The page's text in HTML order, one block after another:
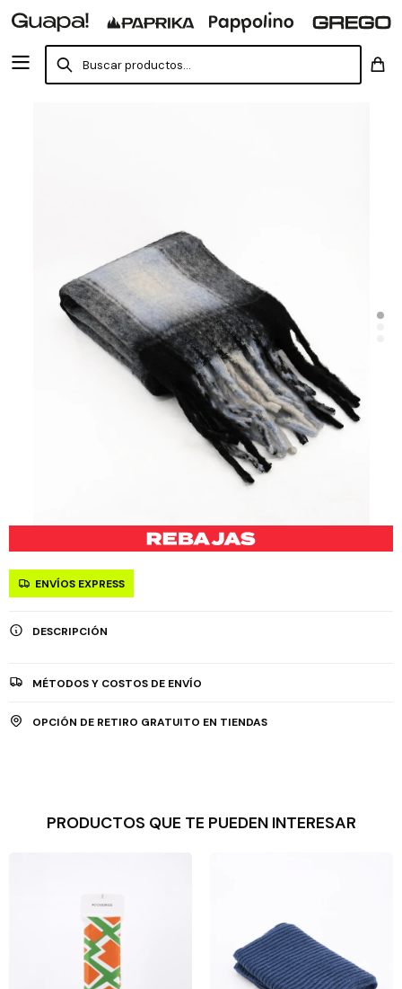
ENVÍOS EXPRESS
DESCRIPCIÓN
MÉTODOS Y COSTOS DE ENVÍO
OPCIÓN DE RETIRO GRATUITO EN TIENDAS
PRODUCTOS QUE TE PUEDEN INTERESAR